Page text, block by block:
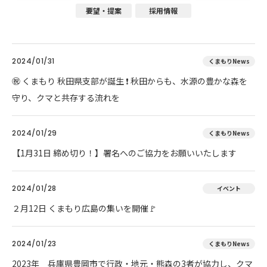
要望・提案
採用情報
2024/01/31 くまもりNews
㊗ くまもり 秋田県支部が誕生 ❗ 秋田からも、水源の豊かな森を
守り、クマと共存する流れを
2024/01/29 くまもりNews
【1月31日 締め切り！】署名へのご協力をお願いいたします
2024/01/28 イベント
２月12日 くまもり広島の集いを開催🚩
2024/01/23 くまもりNews
2023年 兵庫県豊岡市で行政・地元・熊森の3者が協力し、クマ